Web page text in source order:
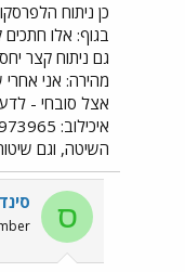
כן ניתוח
בגוף: אלו
גם ניתוח קצר
מהירה: אני
אצל סובחי -
השיטה, וגם
ס